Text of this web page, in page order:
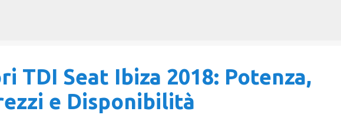
TDI Seat Ibiza 2018: Potenza,
e Disponibilità